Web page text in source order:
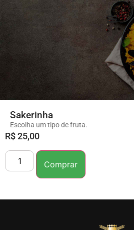
Sakerinha
Escolha um tipo de fruta.
R$ 25,00
Comprar